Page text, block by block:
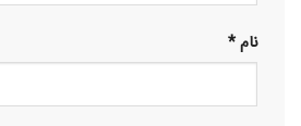
نام*